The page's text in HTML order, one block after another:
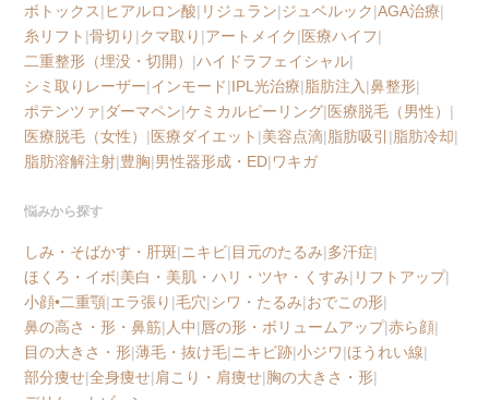
ボトックス|ヒアルロン酸| リジュラン|ジュベルック|AGA治療|
糸リフト |骨切り |クマ取り |アートメイク|医療ハイフ|
二重整形（埋没・切開） |ハイドラフェイシャル|
シミ取りレーザー|インモード|IPL光治療|脂肪注入 |鼻整形|
ポテンツァ|ダーマペン|ケミカルピーリング|医療脱毛（男性） |
医療脱毛（女性） |医療ダイエット |美容点滴|脂肪吸引 |脂肪冷却|
脂肪溶解注射|豊胸|男性器形成・ED|ワキガ
悩みから探す
しみ・そばかす・肝斑| ニキビ|目元のたるみ|多汗症|
ほくろ・イボ|美白・美肌・ハリ・ツヤ・くすみ| リフトアップ|
小顔•二重顎|エラ張り |毛穴|シワ・たるみ|おでこの形|
鼻の高さ・形・鼻筋| 人中|唇の形・ボリュームアップ|赤ら顔|
目の大きさ・形|薄毛・抜け毛| ニキビ跡|小ジワ|ほうれい線|
部分痩せ|全身痩せ|肩こり・肩痩せ|胸の大きさ・形|